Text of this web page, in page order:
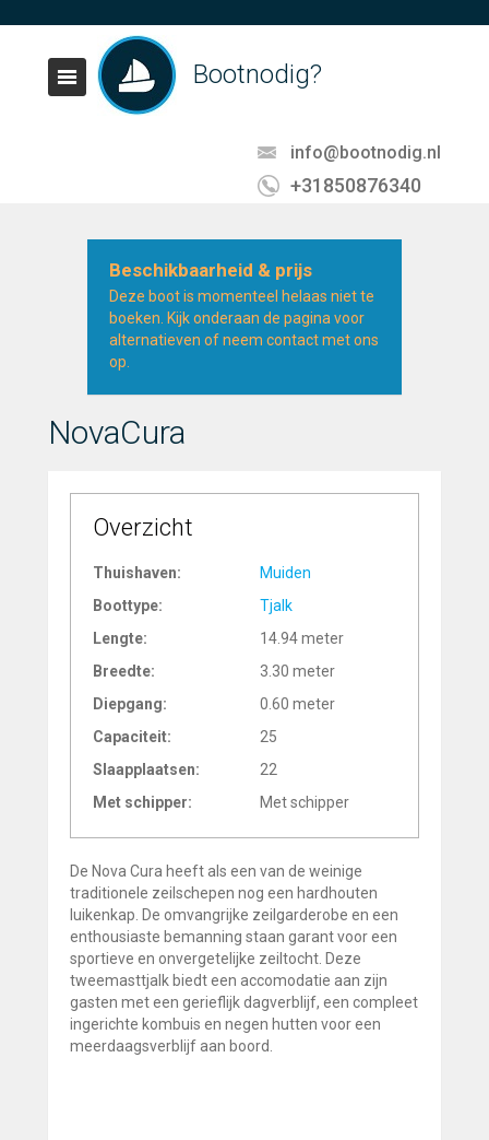
Bootnodig?
info@bootnodig.nl
+31850876340
Beschikbaarheid & prijs
Deze boot is momenteel helaas niet te
boeken. Kijk onderaan de pagina voor
alternatieven of neem contact met ons
op.
NovaCura
Overzicht
Thuishaven:
Muiden
Boottype:
Tjalk
Lengte:
14.94 meter
Breedte:
3.30 meter
Diepgang:
0.60 meter
Capaciteit:
25
Slaapplaatsen:
22
Met schipper:
Met schipper
De Nova Cura heeft als een van de weinige
traditionele zeilschepen nog een hardhouten
luikenkap. De omvangrijke zeilgarderobe en een
enthousiaste bemanning staan garant voor een
sportieve en onvergetelijke zeiltocht. Deze
tweemasttjalk biedt een accomodatie aan zijn
gasten met een gerieflijk dagverblijf, een compleet
ingerichte kombuis en negen hutten voor een
meerdaagsverblijf aan boord.